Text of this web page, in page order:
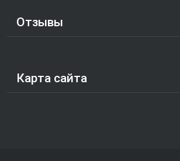
Отзывы
Карта сайта